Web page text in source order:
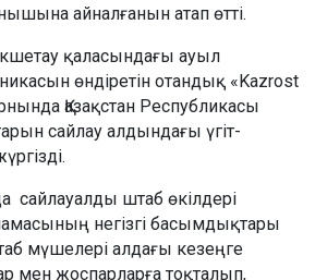
айналғанын атап өтті.
қаласындағы ауыл
өндіретін отандық «Kazrost
Қазақстан Республикасы
сайлау алдындағы үгіт-
сайлауалды штаб өкілдері
негізгі басымдықтары
мүшелері алдағы кезеңге
мен жоспарларға тоқталып,